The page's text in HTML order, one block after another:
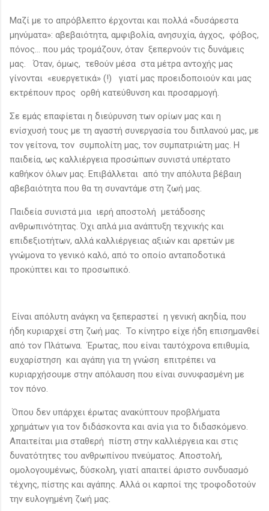
Μαζί με το απρόβλεπτο έρχονται και πολλά «δυσάρεστα
μηνύματα»: αβεβαιότητα, αμφιβολία, ανησυχία, άγχος, φόβος,
πόνος… που μάς τρομάζουν, όταν ξεπερνούν τις δυνάμεις
μας. Όταν, όμως, τεθούν μέσα στα μέτρα αντοχής μας
γίνονται «ευεργετικά» (!) γιατί μας προειδοποιούν και μας
εκτρέπουν προς ορθή κατεύθυνση και προσαρμογή.
Σε εμάς επαφίεται η διεύρυνση των ορίων μας και η
ενίσχυσή τους με τη αγαστή συνεργασία του διπλανού μας, με
τον γείτονα, τον συμπολίτη μας, τον συμπατριώτη μας. Η
παιδεία, ως καλλιέργεια προσώπων συνιστά υπέρτατο
καθήκον όλων μας. Επιβάλλεται από την απόλυτα βέβαιη
αβεβαιότητα που θα τη συναντάμε στη ζωή μας.
Παιδεία συνιστά μια ιερή αποστολή μετάδοσης
ανθρωπινότητας. Όχι απλά μια ανάπτυξη τεχνικής και
επιδεξιοτήτων, αλλά καλλιέργειας αξιών και αρετών με
γνώμονα το γενικό καλό, από το οποίο ανταποδοτικά
προκύπτει και το προσωπικό.
Είναι απόλυτη ανάγκη να ξεπεραστεί η γενική ακηδία, που
ήδη κυριαρχεί στη ζωή μας. Το κίνητρο είχε ήδη επισημανθεί
από τον Πλάτωνα. Έρωτας, που είναι ταυτόχρονα επιθυμία,
ευχαρίστηση και αγάπη για τη γνώση επιτρέπει να
κυριαρχήσουμε στην απόλαυση που είναι συνυφασμένη με
τον πόνο.
Όπου δεν υπάρχει έρωτας ανακύπτουν προβλήματα
χρημάτων για τον διδάσκοντα και ανία για το διδασκόμενο.
Απαιτείται μια σταθερή πίστη στην καλλιέργεια και στις
δυνατότητες του ανθρωπίνου πνεύματος. Αποστολή,
ομολογουμένως, δύσκολη, γιατί απαιτεί άριστο συνδυασμό
τέχνης, πίστης και αγάπης. Αλλά οι καρποί της τροφοδοτούν
την ευλογημένη ζωή μας.